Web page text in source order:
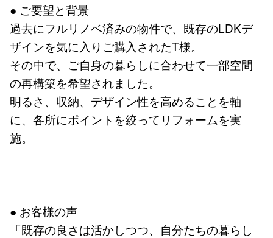
● ご要望と背景
過去にフルリノベ済みの物件で、既存のLDKデ
ザインを気に入りご購入されたT様。
その中で、ご自身の暮らしに合わせて一部空間
の再構築を希望されました。
明るさ、収納、デザイン性を高めることを軸
に、各所にポイントを絞ってリフォームを実
施。
● お客様の声
「既存の良さは活かしつつ、自分たちの暮らし